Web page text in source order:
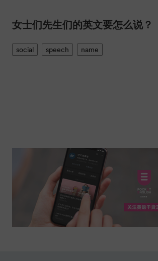
女士们先生们的英文要怎么说？
social speech name